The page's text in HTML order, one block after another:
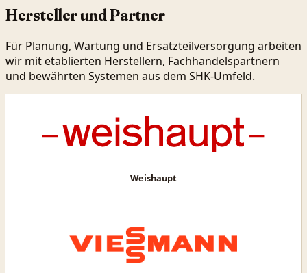
Hersteller und Partner
Für Planung, Wartung und Ersatzteilversorgung arbeiten
wir mit etablierten Herstellern, Fachhandelspartnern
und bewährten Systemen aus dem SHK-Umfeld.
Weishaupt